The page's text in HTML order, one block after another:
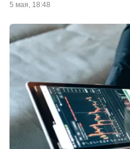
5 мая, 18:48